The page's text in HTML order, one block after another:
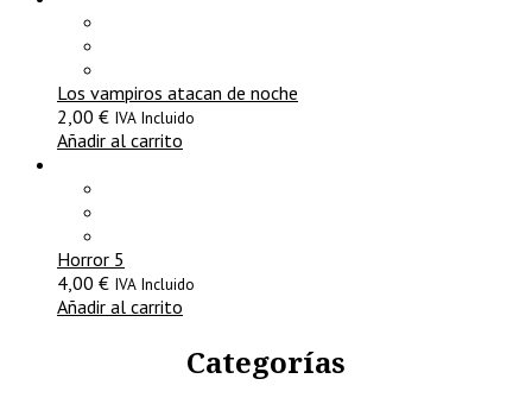
Los vampiros atacan de noche
2,00 € IVA Incluido
Añadir al carrito
Horror 5
4,00 € IVA Incluido
Añadir al carrito
Categorías